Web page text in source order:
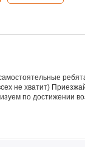
не хватит)
по достижении